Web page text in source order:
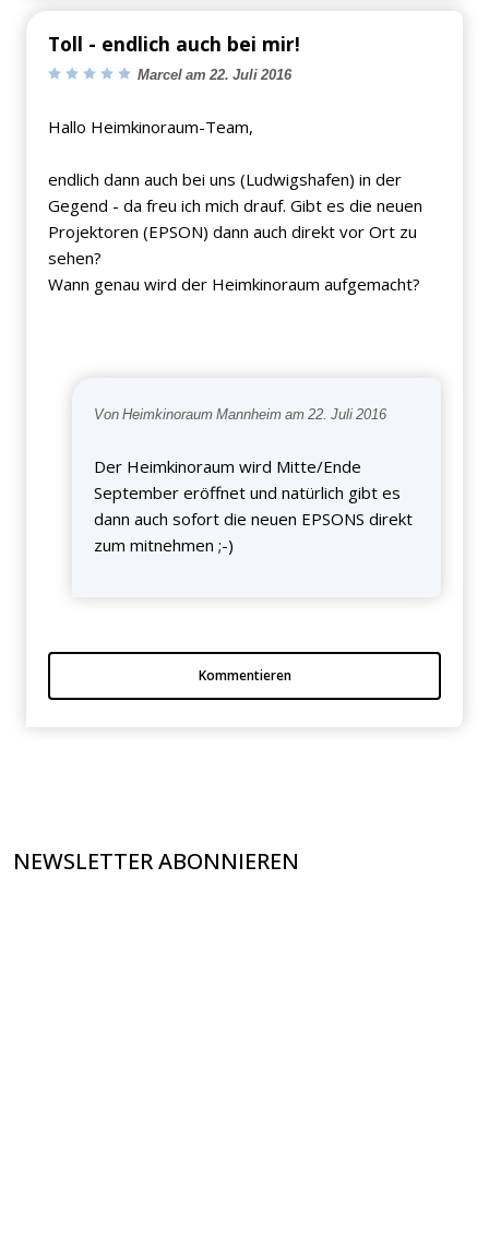
Toll - endlich auch bei mir!
Marcel am 22. Juli 2016
Hallo Heimkinoraum-Team,
endlich dann auch bei uns (Ludwigshafen) in der
Gegend - da freu ich mich drauf. Gibt es die neuen
Projektoren (EPSON) dann auch direkt vor Ort zu
sehen?
Wann genau wird der Heimkinoraum aufgemacht?
Von Heimkinoraum Mannheim am 22. Juli 2016
Der Heimkinoraum wird Mitte/Ende
September eröffnet und natürlich gibt es
dann auch sofort die neuen EPSONS direkt
zum mitnehmen ;-)
Kommentieren
NEWSLETTER ABONNIEREN